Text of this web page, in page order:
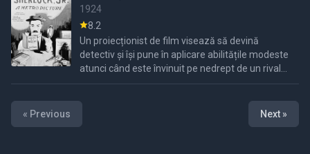
1924
8.2
Un proiecționist de film visează să devină
detectiv și își pune în aplicare abilitățile modeste
atunci când este învinuit pe nedrept de un rival
pentru furtul ceasului de buzunar al tatălui
« Previous
Next »